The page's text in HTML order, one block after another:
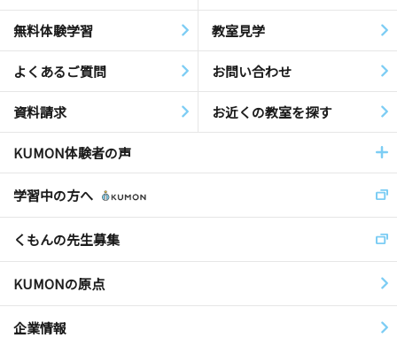
無料体験学習 教室見学
よくあるご質問 お問い合わせ
資料請求 お近くの教室を探す
KUMON体験者の声
学習中の方へ
くもんの先生募集
KUMONの原点
企業情報